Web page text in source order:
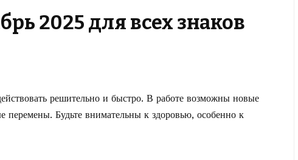
2025 для всех знаков
решительно и быстро. В работе возможны новые
Будьте внимательны к здоровью, особенно к